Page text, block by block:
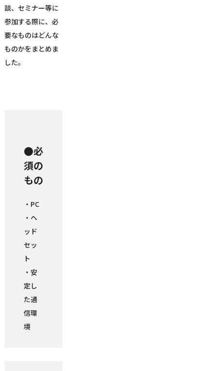
談、セミナー等に
参加する際に、必
要なものはどんな
ものかをまとめま
した。
●必
須の
もの
・PC
・ヘ
ッド
セッ
ト
・安
定し
た通
信環
境